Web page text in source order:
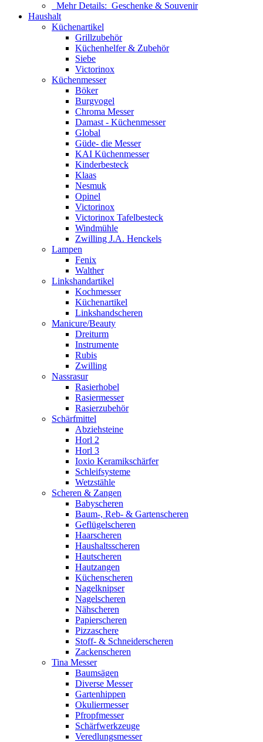
Mehr Details: Geschenke & Souvenir
Haushalt
Küchenartikel
Grillzubehör
Küchenhelfer & Zubehör
Siebe
Victorinox
Küchenmesser
Böker
Burgvogel
Chroma Messer
Damast - Küchenmesser
Global
Güde- die Messer
KAI Küchenmesser
Kinderbesteck
Klaas
Nesmuk
Opinel
Victorinox
Victorinox Tafelbesteck
Windmühle
Zwilling J.A. Henckels
Lampen
Fenix
Walther
Linkshandartikel
Kochmesser
Küchenartikel
Linkshandscheren
Manicure/Beauty
Dreiturm
Instrumente
Rubis
Zwilling
Nassrasur
Rasierhobel
Rasiermesser
Rasierzubehör
Schärfmittel
Abziehsteine
Horl 2
Horl 3
Ioxio Keramikschärfer
Schleifsysteme
Wetzstähle
Scheren & Zangen
Babyscheren
Baum-, Reb- & Gartenscheren
Geflügelscheren
Haarscheren
Haushaltsscheren
Hautscheren
Hautzangen
Küchenscheren
Nagelknipser
Nagelscheren
Nähscheren
Papierscheren
Pizzaschere
Stoff- & Schneiderscheren
Zackenscheren
Tina Messer
Baumsägen
Diverse Messer
Gartenhippen
Okuliermesser
Pfropfmesser
Schärfwerkzeuge
Veredlungsmesser